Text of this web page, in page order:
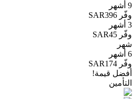
9 أشهر
وفّر SAR396
3 أشهر
وفّر SAR45
شهر
6 أشهر
وفّر SAR174
أفضل قيمة!
التأمين